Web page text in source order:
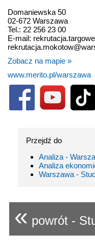
Domaniewska 50
02-672 Warszawa
Tel.: 22 256 23 00
E-mail:
Zobacz na mapie »
www.merito.pl/warszawa
Przejdź do
Analiza -
Analiza
Warszawa -
« powrót -